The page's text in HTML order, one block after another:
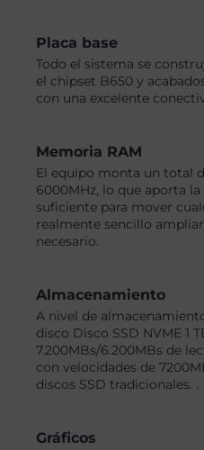
Placa base
Todo el sistema se
el chipset B650 y
con una excelente
Memoria RAM
El equipo monta un total
6000MHz, lo que aporta
suficiente para mover
realmente sencillo
necesario.
Almacenamiento
A nivel de
disco Disco SSD NVME 1
7.200MBs/6.200MBs de
con velocidades de
discos SSD tradicionales. .
Gráficos